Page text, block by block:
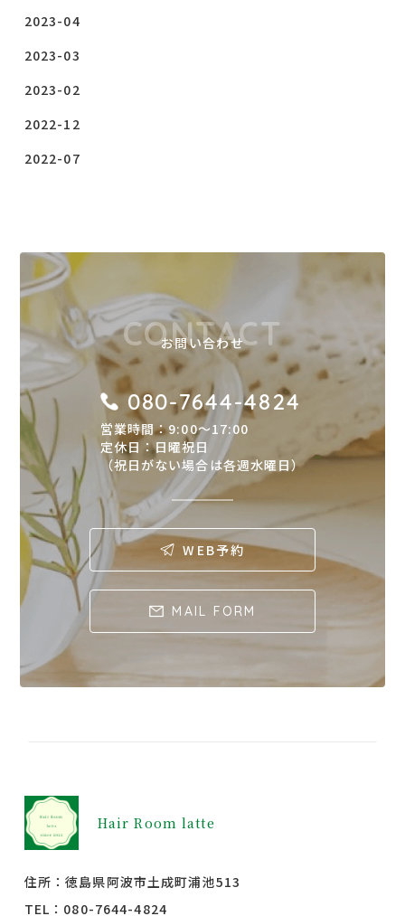
2023-04
2023-03
2023-02
2022-12
2022-07
CONTACT
お問い合わせ
080-7644-4824
営業時間：9:00〜17:00
定休日：日曜祝日
（祝日がない場合は各週水曜日）
WEB予約
MAIL FORM
Hair Room latte
住所：徳島県阿波市土成町浦池513
TEL： 080-7644-4824